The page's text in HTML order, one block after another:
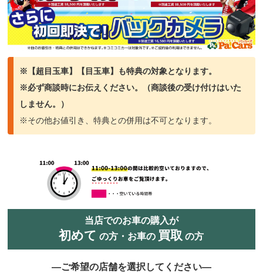
※【超目玉車】【目玉車】も特典の対象となります。
※必ず商談時にお伝えください。（商談後の受け付けはいた
しません。）
※その他お値引き、特典との併用は不可となります。
当店でのお車の購入が
初めて の方・お車の 買取 の方
―ご希望の店舗を選択してください―